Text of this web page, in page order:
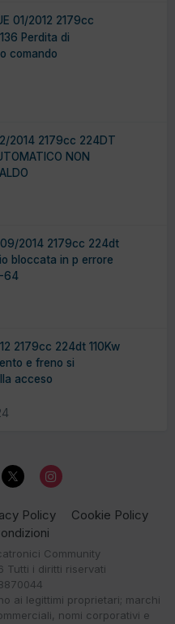
01/2012 2179cc
Perdita di
comando
2014 2179cc 224DT
NON
2014 2179cc 224dt
bloccata in p errore
64
2179cc 224dt 110Kw
e freno si
acceso
Policy
Cookie Policy
Community
Tutti i diritti riservati
ai legittimi proprietari; marchi
nomi corporativi e